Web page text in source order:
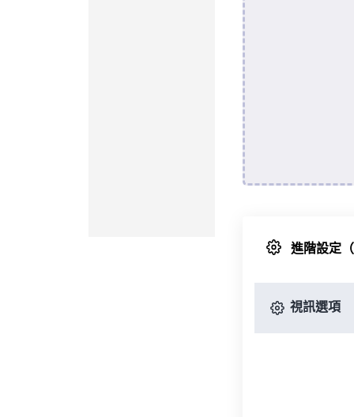
進階設定
視訊選項